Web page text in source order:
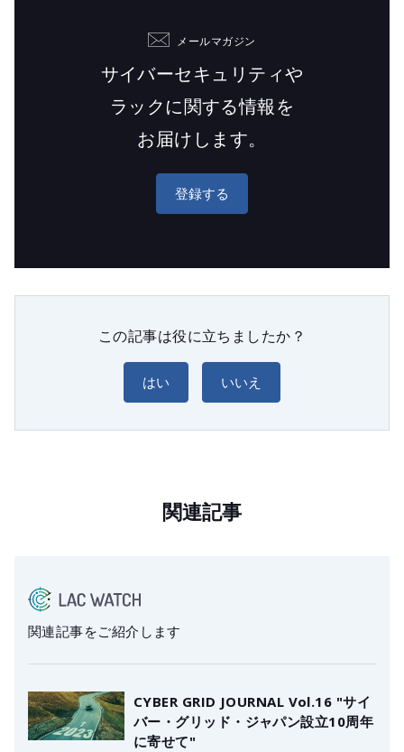
メールマガジン
サイバーセキュリティや
ラックに関する情報を
お届けします。
登録する
この記事は役に立ちましたか？
はい いいえ
関連記事
関連記事をご紹介します
CYBER GRID JOURNAL Vol.16 "サイ
バー・グリッド・ジャパン設立10周年
に寄せて"